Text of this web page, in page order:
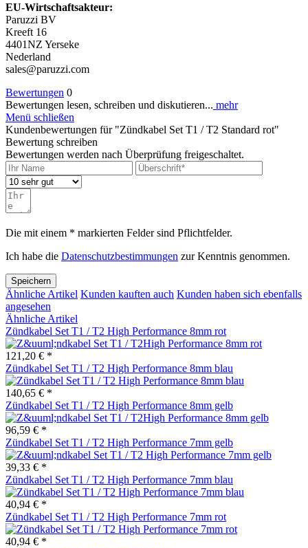
EU-Wirtschaftsakteur:
Paruzzi BV
Kreeft 16
4401NZ Yerseke
Nederland
sales@paruzzi.com
Bewertungen 0
Bewertungen lesen, schreiben und diskutieren... mehr
Menü schließen
Kundenbewertungen für "Zündkabel Set T1 / T2 Standard rot"
Bewertung schreiben
Bewertungen werden nach Überprüfung freigeschaltet.
Die mit einem * markierten Felder sind Pflichtfelder.
Ich habe die Datenschutzbestimmungen zur Kenntnis genommen.
Speichern
Ähnliche Artikel Kunden kauften auch Kunden haben sich ebenfalls
angesehen
Ähnliche Artikel
Zündkabel Set T1 / T2 High Performance 8mm rot
121,20 € *
Zündkabel Set T1 / T2 High Performance 8mm blau
140,65 € *
Zündkabel Set T1 / T2 High Performance 8mm gelb
96,59 € *
Zündkabel Set T1 / T2 High Performance 7mm gelb
39,33 € *
Zündkabel Set T1 / T2 High Performance 7mm blau
40,94 € *
Zündkabel Set T1 / T2 High Performance 7mm rot
40,94 € *